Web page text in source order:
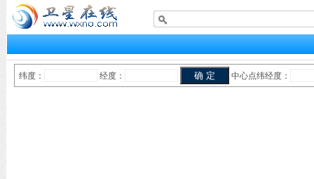
纬度： 经度： 中心点纬经度：